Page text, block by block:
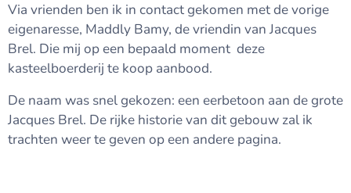
Via vrienden ben ik in contact gekomen met de vorige
eigenaresse, Maddly Bamy, de vriendin van Jacques
Brel. Die mij op een bepaald moment deze
kasteelboerderij te koop aanbood.
De naam was snel gekozen: een eerbetoon aan de grote
Jacques Brel. De rijke historie van dit gebouw zal ik
trachten weer te geven op een andere pagina.